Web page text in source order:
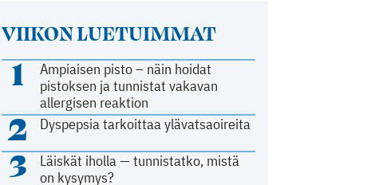
VIIKON LUETUIMMAT
1
Ampiaisen pisto – näin hoidat
pistoksen ja tunnistat vakavan
allergisen reaktion
2 Dyspepsia tarkoittaa ylävatsaoireita
3
Läiskät iholla — tunnistatko, mistä
on kysymys?